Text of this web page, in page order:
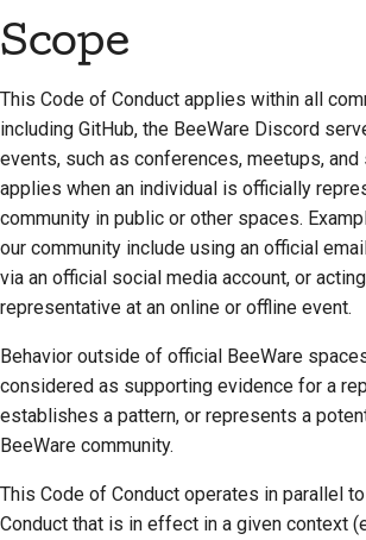
Scope
This Code of Conduct applies within all
including GitHub, the BeeWare Discord
events, such as conferences, meetups,
applies when an individual is officially
community in public or other spaces.
our community include using an official
via an official social media account, or
representative at an online or offline event.
Behavior outside of official BeeWare
considered as supporting evidence for a
establishes a pattern, or represents a
BeeWare community.
This Code of Conduct operates in parallel
Conduct that is in effect in a given context